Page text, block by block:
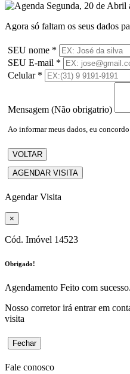
Segunda, 20 de Abril
Agora só faltam os seus dados
SEU nome *
SEU E-mail *
Celular *
Mensagem (Não obrigatrio)
Ao informar meus dados, eu
VOLTAR
AGENDAR VISITA
Agendar Visita
×
Cód. Imóvel 14523
Obrigado!
Agendamento Feito com sucesso.
Nosso corretor irá entrar em
visita
Fechar
Fale conosco